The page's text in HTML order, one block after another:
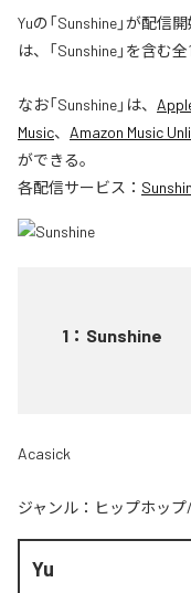
Yuの「Sunshine」が配
は、「Sunshine」を含む
なお「Sunshine」は、
Music、 Amazon Music
ができる。
各配信サービス：
1 ： Sunshine
Acasick
ジャンル： ヒップホッ
Yu